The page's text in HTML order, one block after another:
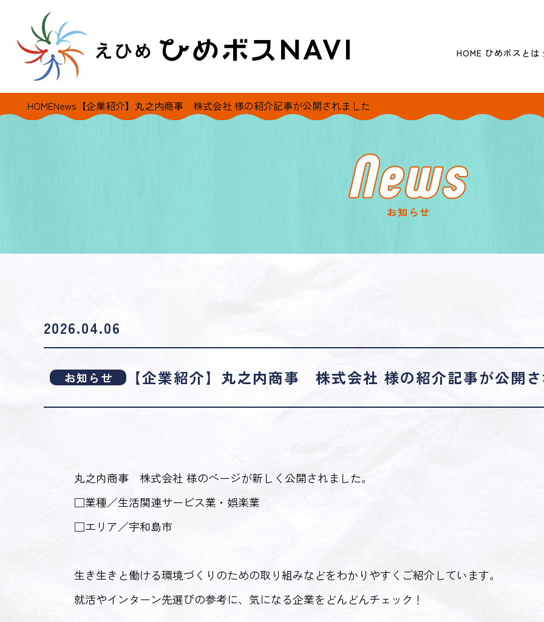
HOME ひめボスとは
HOMENews 【企業紹介】丸之内商事 株式会社 様の紹介記事が公開されました
お知らせ
2026.04.06
お知らせ 【企業紹介】丸之内商事 株式会社 様の紹介記事が公開
丸之内商事 株式会社 様のページが新しく公開されました。
□業種／生活関連サービス業・娯楽業
□エリア／宇和島市
生き生きと働ける環境づくりのための取り組みなどをわかりやすくご紹介しています。
就活やインターン先選びの参考に、気になる企業をどんどんチェック！